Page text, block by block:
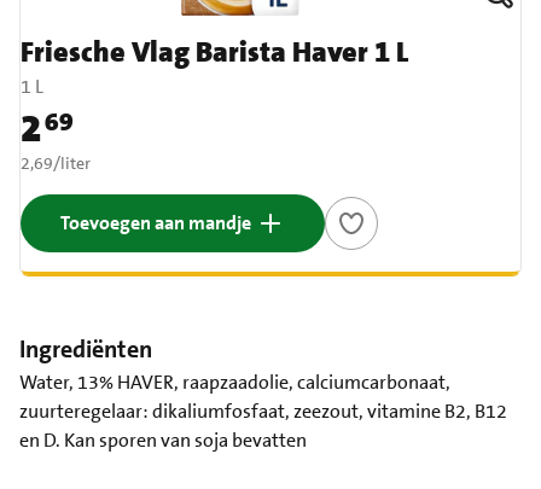
Friesche Vlag Barista Haver 1 L
1 L
Prijs: € 2,69
269
€ 2,69 per liter
2,69/liter
Toevoegen aan mandje
Ingrediënten
Water, 13% HAVER, raapzaadolie, calciumcarbonaat,
zuurteregelaar: dikaliumfosfaat, zeezout, vitamine B2, B12
en D. Kan sporen van soja bevatten